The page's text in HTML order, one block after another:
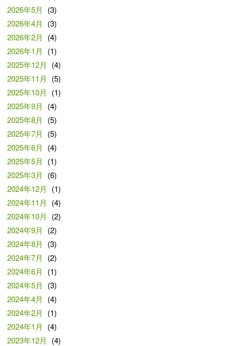
2026年5月
(3)
2026年4月
(3)
2026年2月
(4)
2026年1月
(1)
2025年12月
(4)
2025年11月
(5)
2025年10月
(1)
2025年9月
(4)
2025年8月
(5)
2025年7月
(5)
2025年6月
(4)
2025年5月
(1)
2025年3月
(6)
2024年12月
(1)
2024年11月
(4)
2024年10月
(2)
2024年9月
(2)
2024年8月
(3)
2024年7月
(2)
2024年6月
(1)
2024年5月
(3)
2024年4月
(4)
2024年2月
(1)
2024年1月
(4)
2023年12月
(4)